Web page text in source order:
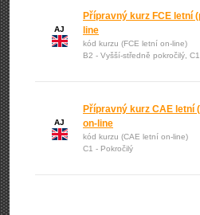
AJ
Přípravný kurz FCE letní
line
kód kurzu (FCE letní on-line)
B2 - Vyšší-středně pokročilý,
AJ
Přípravný kurz CAE letní
on-line
kód kurzu (CAE letní on-line)
C1 - Pokročilý